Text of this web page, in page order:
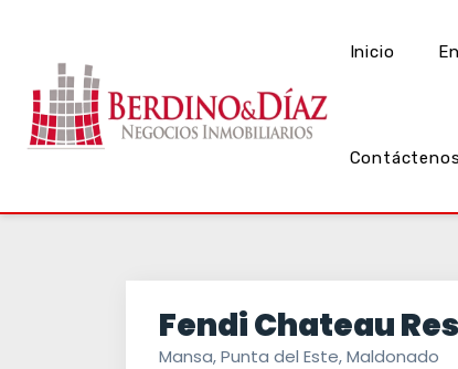
Inicio
Contáctenos
Fendi Chateau
Mansa, Punta del Este, Maldonado